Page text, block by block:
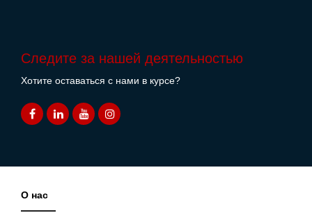
Следите за нашей деятельностью
Хотите оставаться с нами в курсе?
О нас